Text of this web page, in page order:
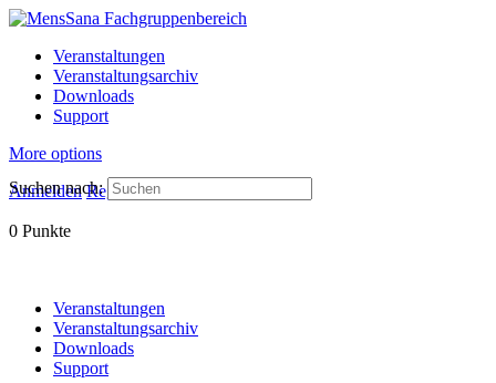
Veranstaltungen
Veranstaltungsarchiv
Downloads
Support
More options
Anmelden Registrieren
0 Punkte
Suchen nach:
Veranstaltungen
Veranstaltungsarchiv
Downloads
Support